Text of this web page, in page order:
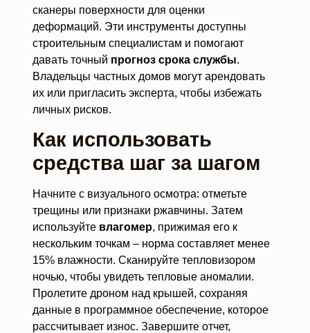
сканеры поверхности для оценки
деформаций. Эти инструменты доступны
строительным специалистам и помогают
давать точный прогноз срока службы.
Владельцы частных домов могут арендовать
их или пригласить эксперта, чтобы избежать
личных рисков.
Как использовать
средства шаг за шагом
Начните с визуального осмотра: отметьте
трещины или признаки ржавчины. Затем
используйте влагомер, прижимая его к
нескольким точкам – норма составляет менее
15% влажности. Сканируйте тепловизором
ночью, чтобы увидеть тепловые аномалии.
Пролетите дроном над крышей, сохраняя
данные в программное обеспечение, которое
рассчитывает износ. Завершите отчет,